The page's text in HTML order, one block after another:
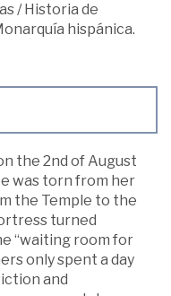
/ Historia de
hispánica.
the 2nd of August
was torn from her
the Temple to the
turned
“waiting room for
only spent a day
and